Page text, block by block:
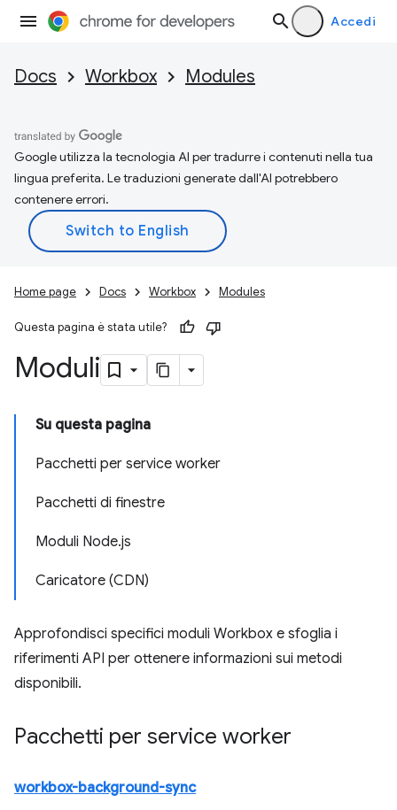
Accedi
Docs Workbox Modules
Google utilizza la tecnologia AI per tradurre i contenuti nella tua
lingua preferita. Le traduzioni generate dall'AI potrebbero
contenere errori.
Home page Docs Workbox Modules
Questa pagina è stata utile?
Moduli
Su questa pagina
Pacchetti per service worker
Pacchetti di finestre
Moduli Node.js
Caricatore (CDN)
Approfondisci specifici moduli Workbox e sfoglia i
riferimenti API per ottenere informazioni sui metodi
disponibili.
Pacchetti per service worker
workbox-background-sync